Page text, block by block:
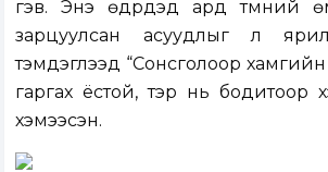
гэв. Энэ өдрүүдэд ард түмний
зарцуулсан асуудлыг л
тэмдэглээд “Сонсголоор
гаргах ёстой, тэр нь бодитоор
хэмээсэн.